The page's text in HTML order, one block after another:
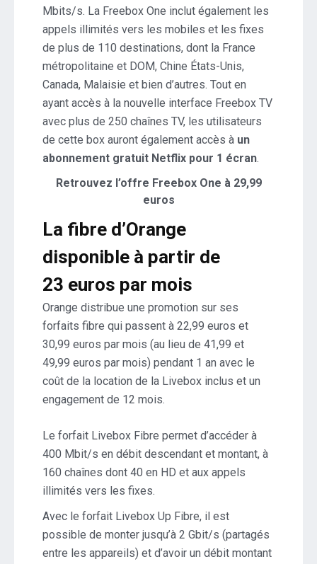
Mbits/s. La Freebox One inclut également les
appels illimités vers les mobiles et les fixes
de plus de 110 destinations, dont la France
métropolitaine et DOM, Chine États-Unis,
Canada, Malaisie et bien d’autres. Tout en
ayant accès à la nouvelle interface Freebox TV
avec plus de 250 chaînes TV, les utilisateurs
de cette box auront également accès à un
abonnement gratuit Netflix pour 1 écran.
Retrouvez l’offre Freebox One à 29,99
euros
La fibre d’Orange
disponible à partir de
23 euros par mois
Orange distribue une promotion sur ses
forfaits fibre qui passent à 22,99 euros et
30,99 euros par mois (au lieu de 41,99 et
49,99 euros par mois) pendant 1 an avec le
coût de la location de la Livebox inclus et un
engagement de 12 mois.
Le forfait Livebox Fibre permet d’accéder à
400 Mbit/s en débit descendant et montant, à
160 chaînes dont 40 en HD et aux appels
illimités vers les fixes.
Avec le forfait Livebox Up Fibre, il est
possible de monter jusqu’à 2 Gbit/s (partagés
entre les appareils) et d’avoir un débit montant